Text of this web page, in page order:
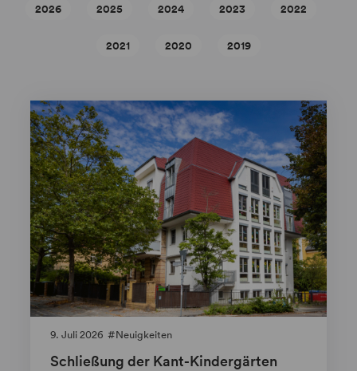
2026 2025 2024 2023 2022
2021 2020 2019
9. Juli 2026 Neuigkeiten
Schließung der Kant-Kindergärten